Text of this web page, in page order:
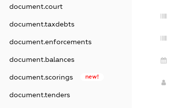
document.court
document.taxdebts
document.enforcements
document.balances
document.scorings new!
document.tenders